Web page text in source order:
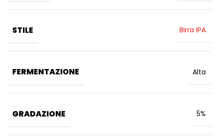
STILE Birra IPA
FERMENTAZIONE Alta
GRADAZIONE 5%